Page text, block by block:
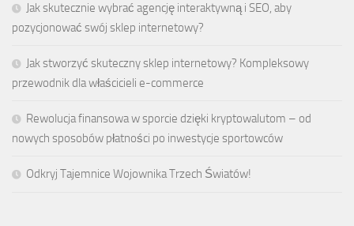
Jak skutecznie wybrać agencję interaktywną i SEO, aby
pozycjonować swój sklep internetowy?
Jak stworzyć skuteczny sklep internetowy? Kompleksowy
przewodnik dla właścicieli e-commerce
Rewolucja finansowa w sporcie dzięki kryptowalutom – od
nowych sposobów płatności po inwestycje sportowców
Odkryj Tajemnice Wojownika Trzech Światów!